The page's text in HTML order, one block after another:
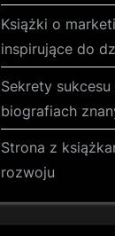
Książki o
inspirujące do
Sekrety
biografiach
Strona z
rozwoju